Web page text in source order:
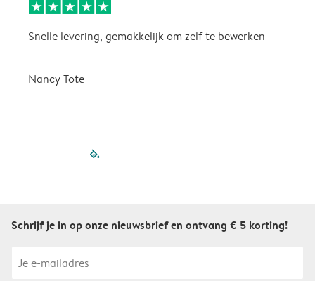
Snelle levering, gemakkelijk om zelf te bewerken
Nancy Tote
filled-pagination
Schrijf je in op onze nieuwsbrief en ontvang € 5 korting!